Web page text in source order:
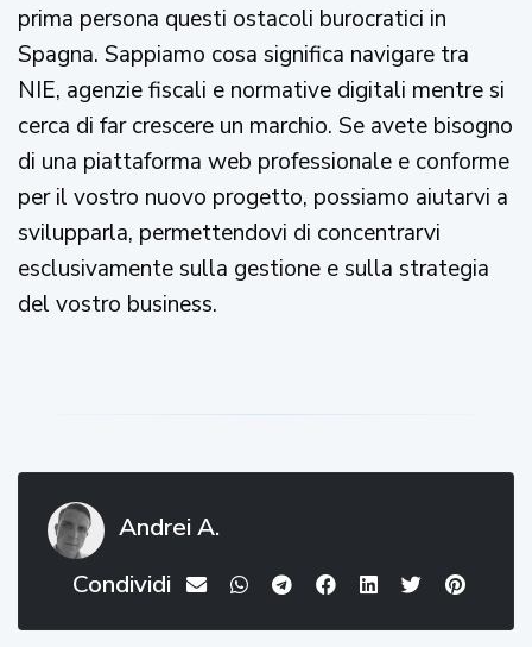
prima persona questi ostacoli burocratici in
Spagna. Sappiamo cosa significa navigare tra
NIE, agenzie fiscali e normative digitali mentre si
cerca di far crescere un marchio. Se avete bisogno
di una piattaforma web professionale e conforme
per il vostro nuovo progetto, possiamo aiutarvi a
svilupparla, permettendovi di concentrarvi
esclusivamente sulla gestione e sulla strategia
del vostro business.
Andrei A.
Condividi